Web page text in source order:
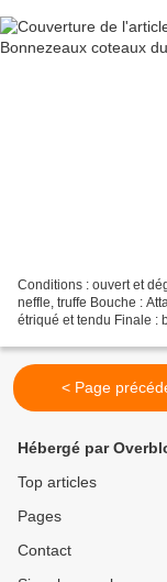
Conditions : ouvert et
neffle, truffe Bouche :
étriqué et tendu Finale :
< Page
Hébergé par
Top articles
Pages
Contact